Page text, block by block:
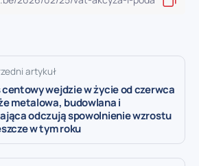
artykuł
centowy wejdzie w życie od czerwca
metalowa, budowlana i
odczują spowolnienie wzrostu
w tym roku